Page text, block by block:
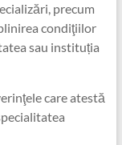
precum
condiţiilor
sau instituția
care atestă